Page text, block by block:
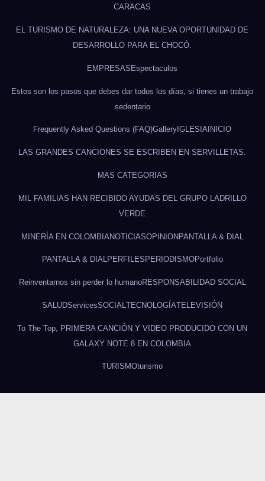
CARACAS
EL TURISMO DE NATURALEZA: UNA NUEVA OPORTUNIDAD DE
DESARROLLO PARA EL CHOCÓ.
EMPRESAS Espectaculos
Estos son los pasos que debes dar todos los días, si tienes un trabajo
sedentario
Frequently Asked Questions (FAQ)Gallery IGLESIA INICIO
LAS GRANDES CANCIONES SE ESCRIBEN EN SERVILLETAS.
MAS CATEGORIAS
MIL FAMILIAS HAN RECIBIDO AYUDAS DEL GRUPO LADRILLO
VERDE
MINERÍA EN COLOMBIANOTICIASOPINIONPANTALLA & DIAL
PANTALLA & DIALPERFILES PERIODISMOPortfolio
Reinventarnos sin perder lo humanoRESPONSABILIDAD SOCIAL
SALUDServicesSOCIALTECNOLOGÍATELEVISIÓN
To The Top, PRIMERA CANCIÓN Y VIDEO PRODUCIDO CON UN
GALAXY NOTE 8 EN COLOMBIA
TURISMOturismo